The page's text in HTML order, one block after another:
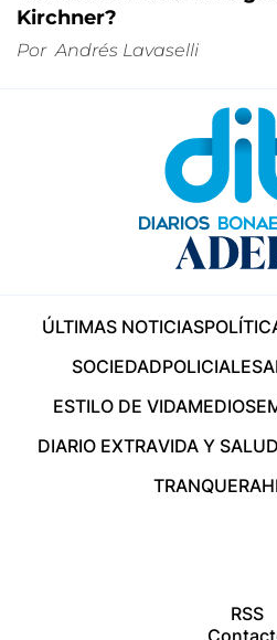
Kirchner?
Por Andrés Lavaselli
ÚLTIMAS NOTICIAS
SOCIEDADPOLICIALES
ESTILO DE VIDAMEDIOS
DIARIO EXTRAVIDA Y
TRANQUERA
RSS